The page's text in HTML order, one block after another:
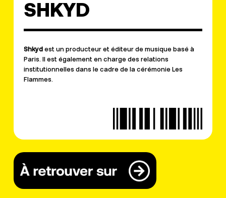
SHKYD
Shkyd est un producteur et éditeur de musique basé à
Paris. Il est également en charge des relations
institutionnelles dans le cadre de la cérémonie Les
Flammes.